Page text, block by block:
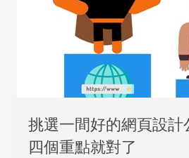
挑選一間好的網頁設計
四個重點就對了